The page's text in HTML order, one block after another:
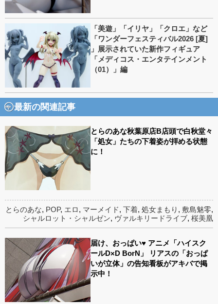
「美遊」「イリヤ」「クロエ」など
「ワンダーフェスティバル2026 [夏]
」展示されていた新作フィギュア
「メディコス・エンタテインメント
（01）」編
最新の関連記事
とらのあな秋葉原店B店頭で白秋堂々
「処女」たちの下着姿が拝める状態
に！
とらのあな, POP, エロ, マーメイド, 下着, 処女まもり , 敷島魅零,
シャルロット・シャルゼン, ヴァルキリードライブ, 桜美凰
届け、おっぱい♥ アニメ「ハイスク
ールD×D BorN」 リアスの「おっぱ
いが立体」の告知看板がアキバで掲
示中！